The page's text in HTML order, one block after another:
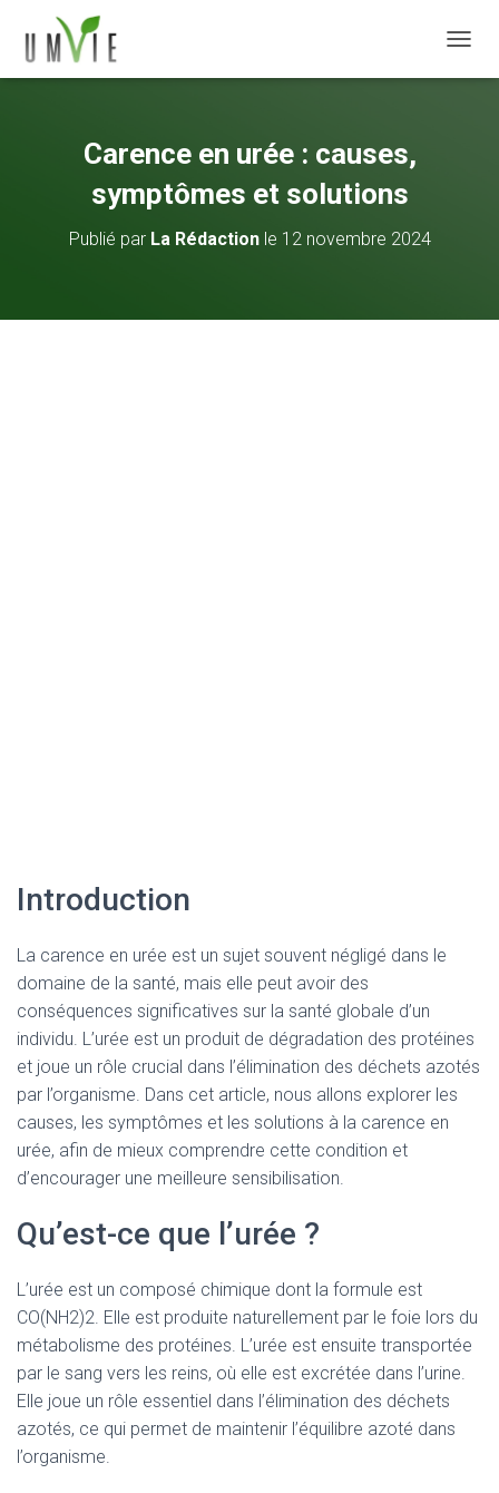
Carence en urée : causes,
symptômes et solutions
Publié par La Rédactionle 12 novembre 2024
Introduction
La carence en urée est un sujet souvent négligé dans le
domaine de la santé, mais elle peut avoir des
conséquences significatives sur la santé globale d’un
individu. L’urée est un produit de dégradation des protéines
et joue un rôle crucial dans l’élimination des déchets azotés
par l’organisme. Dans cet article, nous allons explorer les
causes, les symptômes et les solutions à la carence en
urée, afin de mieux comprendre cette condition et
d’encourager une meilleure sensibilisation.
Qu’est-ce que l’urée ?
L’urée est un composé chimique dont la formule est
CO(NH2)2. Elle est produite naturellement par le foie lors du
métabolisme des protéines. L’urée est ensuite transportée
par le sang vers les reins, où elle est excrétée dans l’urine.
Elle joue un rôle essentiel dans l’élimination des déchets
azotés, ce qui permet de maintenir l’équilibre azoté dans
l’organisme.